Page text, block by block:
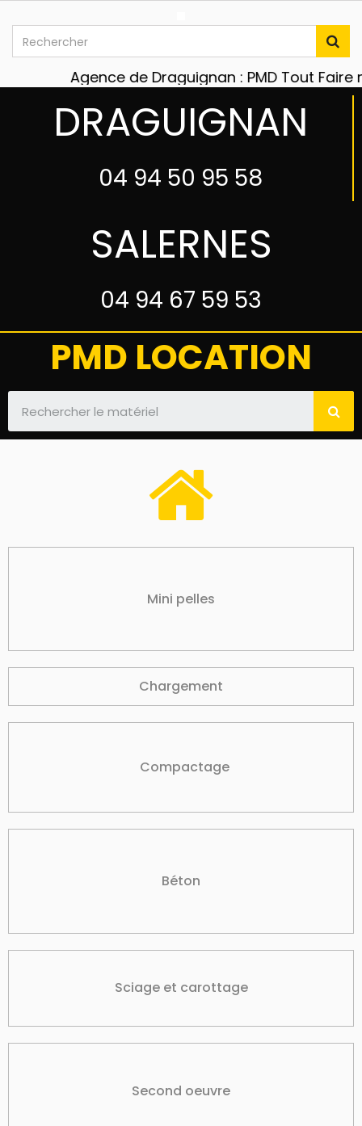
Agence de Draguignan : PMD Tout Faire
DRAGUIGNAN
04 94 50 95 58
SALERNES
04 94 67 59 53
PMD LOCATION
Mini pelles
Chargement
Compactage
Béton
Sciage et carottage
Second oeuvre